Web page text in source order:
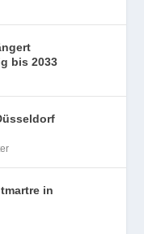
bis 2033
in